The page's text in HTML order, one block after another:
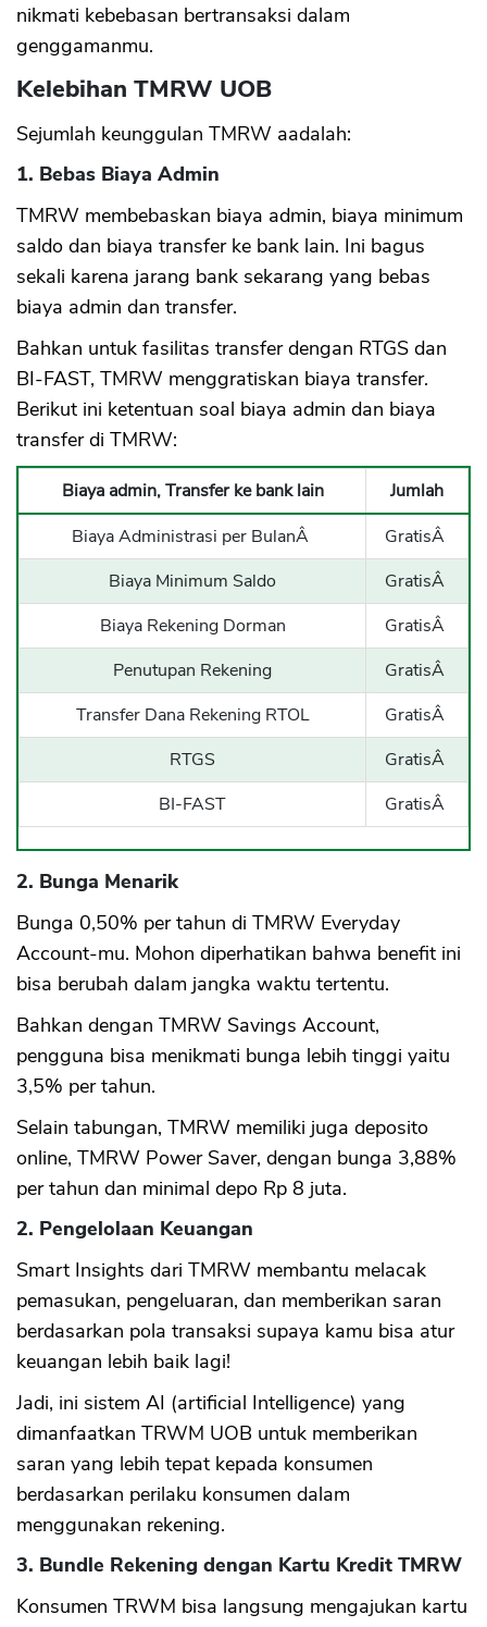
nikmati kebebasan bertransaksi dalam
genggamanmu.
Kelebihan TMRW UOB
Sejumlah keunggulan TMRW aadalah:
1. Bebas Biaya Admin
TMRW membebaskan biaya admin, biaya minimum
saldo dan biaya transfer ke bank lain. Ini bagus
sekali karena jarang bank sekarang yang bebas
biaya admin dan transfer.
Bahkan untuk fasilitas transfer dengan RTGS dan
BI-FAST, TMRW menggratiskan biaya transfer.
Berikut ini ketentuan soal biaya admin dan biaya
transfer di TMRW:
Biaya admin, Transfer ke bank lain
Jumlah
Biaya Administrasi per BulanÂ
GratisÂ
Biaya Minimum Saldo
GratisÂ
Biaya Rekening Dorman
GratisÂ
Penutupan Rekening
GratisÂ
Transfer Dana Rekening RTOL
GratisÂ
RTGS
GratisÂ
BI-FAST
GratisÂ
2. Bunga Menarik
Bunga 0,50% per tahun di TMRW Everyday
Account-mu. Mohon diperhatikan bahwa benefit ini
bisa berubah dalam jangka waktu tertentu.
Bahkan dengan TMRW Savings Account,
pengguna bisa menikmati bunga lebih tinggi yaitu
3,5% per tahun.
Selain tabungan, TMRW memiliki juga deposito
online, TMRW Power Saver, dengan bunga 3,88%
per tahun dan minimal depo Rp 8 juta.
2. Pengelolaan Keuangan
Smart Insights dari TMRW membantu melacak
pemasukan, pengeluaran, dan memberikan saran
berdasarkan pola transaksi supaya kamu bisa atur
keuangan lebih baik lagi!
Jadi, ini sistem AI (artificial Intelligence) yang
dimanfaatkan TRWM UOB untuk memberikan
saran yang lebih tepat kepada konsumen
berdasarkan perilaku konsumen dalam
menggunakan rekening.
3. Bundle Rekening dengan Kartu Kredit TMRW
Konsumen TRWM bisa langsung mengajukan kartu